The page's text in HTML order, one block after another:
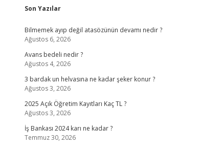
Sidebar
Son Yazılar
Bilmemek ayıp değil atasözünün devamı nedir ?
Ağustos 6, 2026
Avans bedeli nedir ?
Ağustos 4, 2026
3 bardak un helvasına ne kadar şeker konur ?
Ağustos 3, 2026
2025 Açık Öğretim Kayıtları Kaç TL ?
Ağustos 3, 2026
İş Bankası 2024 karı ne kadar ?
Temmuz 30, 2026